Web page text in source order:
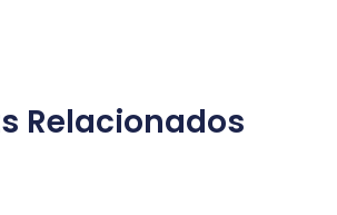
Relacionados